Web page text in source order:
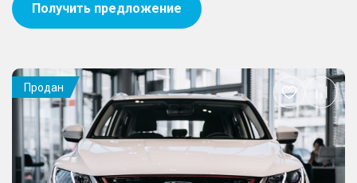
Получить предложение
Продан
Добавить
в
избранное